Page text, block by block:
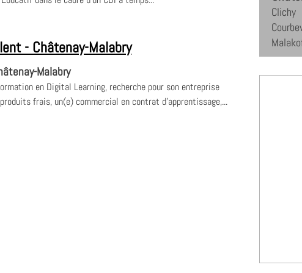
- Châtenay-Malabry
Malabry
en Digital Learning, recherche pour son entreprise
frais, un(e) commercial en contrat d'apprentissage,...
Clichy